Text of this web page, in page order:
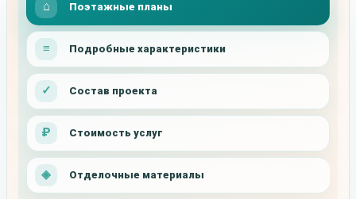
Поэтажные планы
Подробные характеристики
Состав проекта
Стоимость услуг
Отделочные материалы